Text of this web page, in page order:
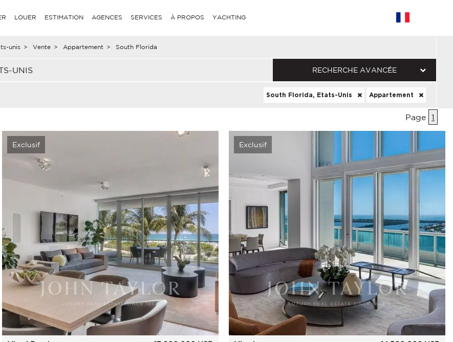
LOUER ESTIMATION AGENCES SERVICES À PROPOS YACHTING
unis > Vente > Appartement > South Florida
UNIS RECHERCHE AVANCÉE
South Florida, Etats-Unis Appartement
Page 1
Exclusif Exclusif